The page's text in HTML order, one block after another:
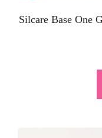
Silcare Base One